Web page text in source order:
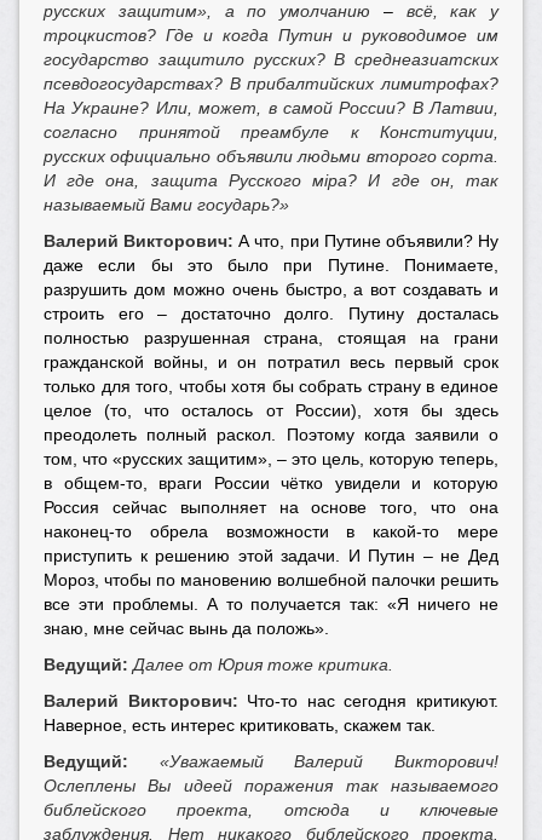
русских защитим», а по умолчанию –всё, как у
троцкистов? Где и когда Путин и руководимое им
государство защитило русских? В среднеазиатских
псевдогосударствах? В прибалтийских лимитрофах?
На Украине? Или, может, в самой России? В Латвии,
согласно принятой преамбуле к Конституции,
русских официально объявили людьми второго сорта.
И где она, защита Русского мiра? И где он, так
называемый Вами государь?»
Валерий Викторович: А что, при Путине объявили? Ну
даже если бы это было при Путине. Понимаете,
разрушить дом можно очень быстро, а вот создавать и
строить его – достаточно долго. Путину досталась
полностью разрушенная страна, стоящая на грани
гражданской войны, и он потратил весь первый срок
только для того, чтобы хотя бы собрать страну в единое
целое (то, что осталось от России), хотя бы здесь
преодолеть полный раскол. Поэтому когда заявили о
том, что «русских защитим», – это цель, которую теперь,
в общем-то, враги России чётко увидели и которую
Россия сейчас выполняет на основе того, что она
наконец-то обрела возможности в какой-то мере
приступить к решению этой задачи. И Путин – не Дед
Мороз, чтобы по мановению волшебной палочки решить
все эти проблемы. А то получается так: «Я ничего не
знаю, мне сейчас вынь да положь».
Ведущий: Далее от Юрия тоже критика.
Валерий Викторович: Что-то нас сегодня критикуют.
Наверное, есть интерес критиковать, скажем так.
Ведущий:
«Уважаемый Валерий Викторович!
Ослеплены Вы идеей поражения так называемого
библейского проекта, отсюда и ключевые
заблуждения. Нет никакого библейского проекта.